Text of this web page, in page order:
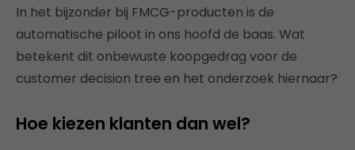
In het bijzonder bij FMCG-producten is de
automatische piloot in ons hoofd de baas. Wat
betekent dit onbewuste koopgedrag voor de
customer decision tree en het onderzoek hiernaar?
Hoe kiezen klanten dan wel?